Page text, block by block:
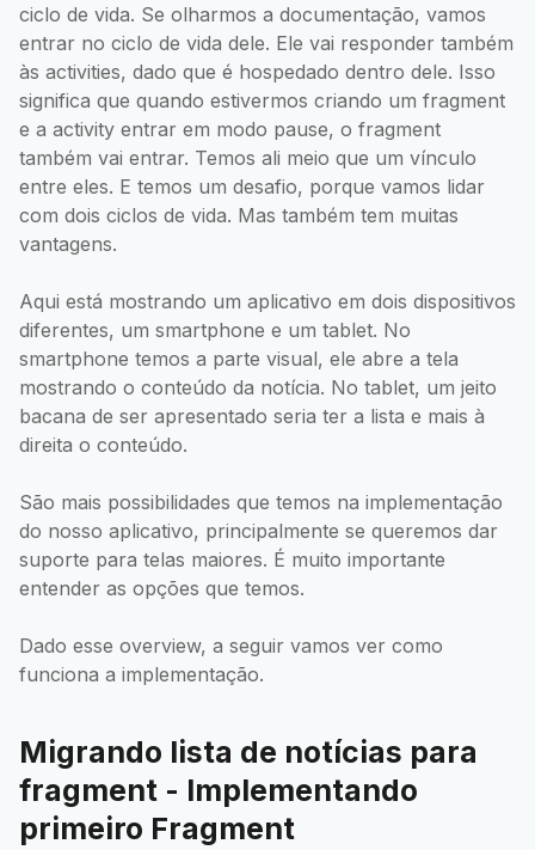
ciclo de vida. Se olharmos a documentação, vamos
entrar no ciclo de vida dele. Ele vai responder também
às activities, dado que é hospedado dentro dele. Isso
significa que quando estivermos criando um fragment
e a activity entrar em modo pause, o fragment
também vai entrar. Temos ali meio que um vínculo
entre eles. E temos um desafio, porque vamos lidar
com dois ciclos de vida. Mas também tem muitas
vantagens.
Aqui está mostrando um aplicativo em dois dispositivos
diferentes, um smartphone e um tablet. No
smartphone temos a parte visual, ele abre a tela
mostrando o conteúdo da notícia. No tablet, um jeito
bacana de ser apresentado seria ter a lista e mais à
direita o conteúdo.
São mais possibilidades que temos na implementação
do nosso aplicativo, principalmente se queremos dar
suporte para telas maiores. É muito importante
entender as opções que temos.
Dado esse overview, a seguir vamos ver como
funciona a implementação.
Migrando lista de notícias para
fragment - Implementando
primeiro Fragment